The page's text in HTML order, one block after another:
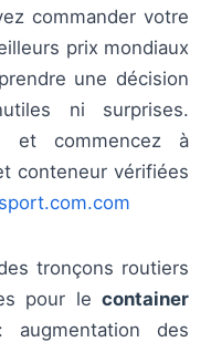
commander votre
prix mondiaux
une décision
ni surprises.
et commencez à
conteneur vérifiées
tronçons routiers
pour le container
des